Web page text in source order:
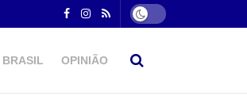
BRASIL OPINIÃO